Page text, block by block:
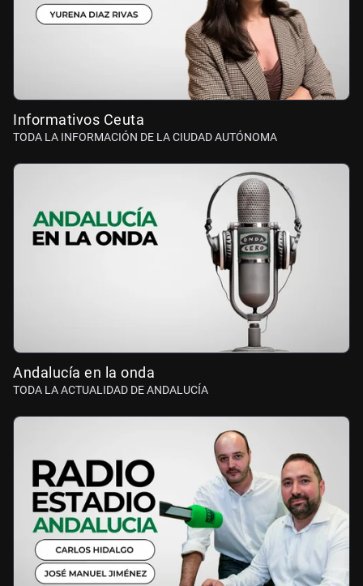
Informativos Ceuta
TODA LA INFORMACIÓN DE LA CIUDAD AUTÓNOMA
Andalucía en la onda
TODA LA ACTUALIDAD DE ANDALUCÍA